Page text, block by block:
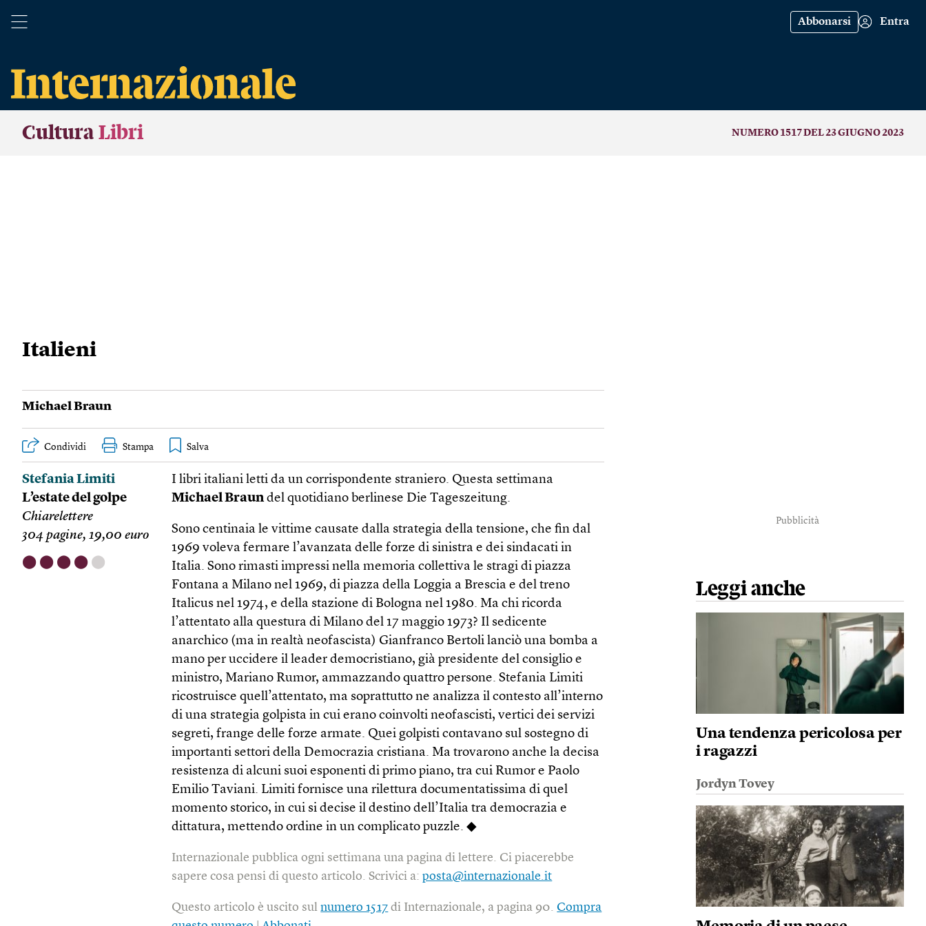
Abbonarsi Entra
Cultura Libri NUMERO 1517 DEL 23 GIUGNO 2023
Italieni
Michael Braun
Condividi Stampa
Stefania Limiti
L’estate del golpe
Chiarelettere
304 pagine, 19,00 euro
⬤ ⬤ ⬤ ⬤ ⬤
I libri italiani letti da un corrispondente straniero. Questa settimana
Michael Braundel quotidiano berlinese Die Tageszeitung.
Sono centinaia le vittime causate dalla strategia della tensione, che fin dal
1969 voleva fermare l’avanzata delle forze di sinistra e dei sindacati in
Italia. Sono rimasti impressi nella memoria collettiva le stragi di piazza
Fontana a Milano nel 1969, di piazza della Loggia a Brescia e del treno
Italicus nel 1974, e della stazione di Bologna nel 1980. Ma chi ricorda
l’attentato alla questura di Milano del 17 maggio 1973? Il sedicente
anarchico (ma in realtà neofascista) Gianfranco Bertoli lanciò una bomba a
mano per uccidere il leader democristiano, già presidente del consiglio e
ministro, Mariano Rumor, ammazzando quattro persone. Stefania Limiti
ricostruisce quell’attentato, ma soprattutto ne analizza il contesto all’interno
di una strategia golpista in cui erano coinvolti neofascisti, vertici dei servizi
segreti, frange delle forze armate. Quei golpisti contavano sul sostegno di
importanti settori della Democrazia cristiana. Ma trovarono anche la decisa
resistenza di alcuni suoi esponenti di primo piano, tra cui Rumor e Paolo
Emilio Taviani. Limiti fornisce una rilettura documentatissima di quel
momento storico, in cui si decise il destino dell’Italia tra democrazia e
dittatura, mettendo ordine in un complicato puzzle. ◆
Internazionale pubblica ogni settimana una pagina di lettere. Ci piacerebbe
sapere cosa pensi di questo articolo. Scrivici a:posta@internazionale.it
Questo articolo è uscito sulnumero 1517 di Internazionale, a pagina 90.Compra
Pubblicità
Leggi anche
Una tendenza pericolosa per
i ragazzi
Jordyn Tovey